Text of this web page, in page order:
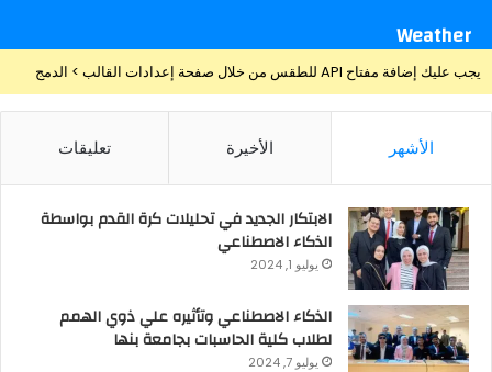
Weather
يجب عليك إضافة مفتاح API للطقس من خلال صفحة إعدادات القالب > الدمج
الأشهر الأخيرة تعليقات
الابتكار الجديد في تحليلات كرة القدم بواسطة
الذكاء الاصطناعي
يوليو 1, 2024
الذكاء الاصطناعي وتأثيره علي ذوي الهمم
لطلاب كلية الحاسبات بجامعة بنها
يوليو 7, 2024